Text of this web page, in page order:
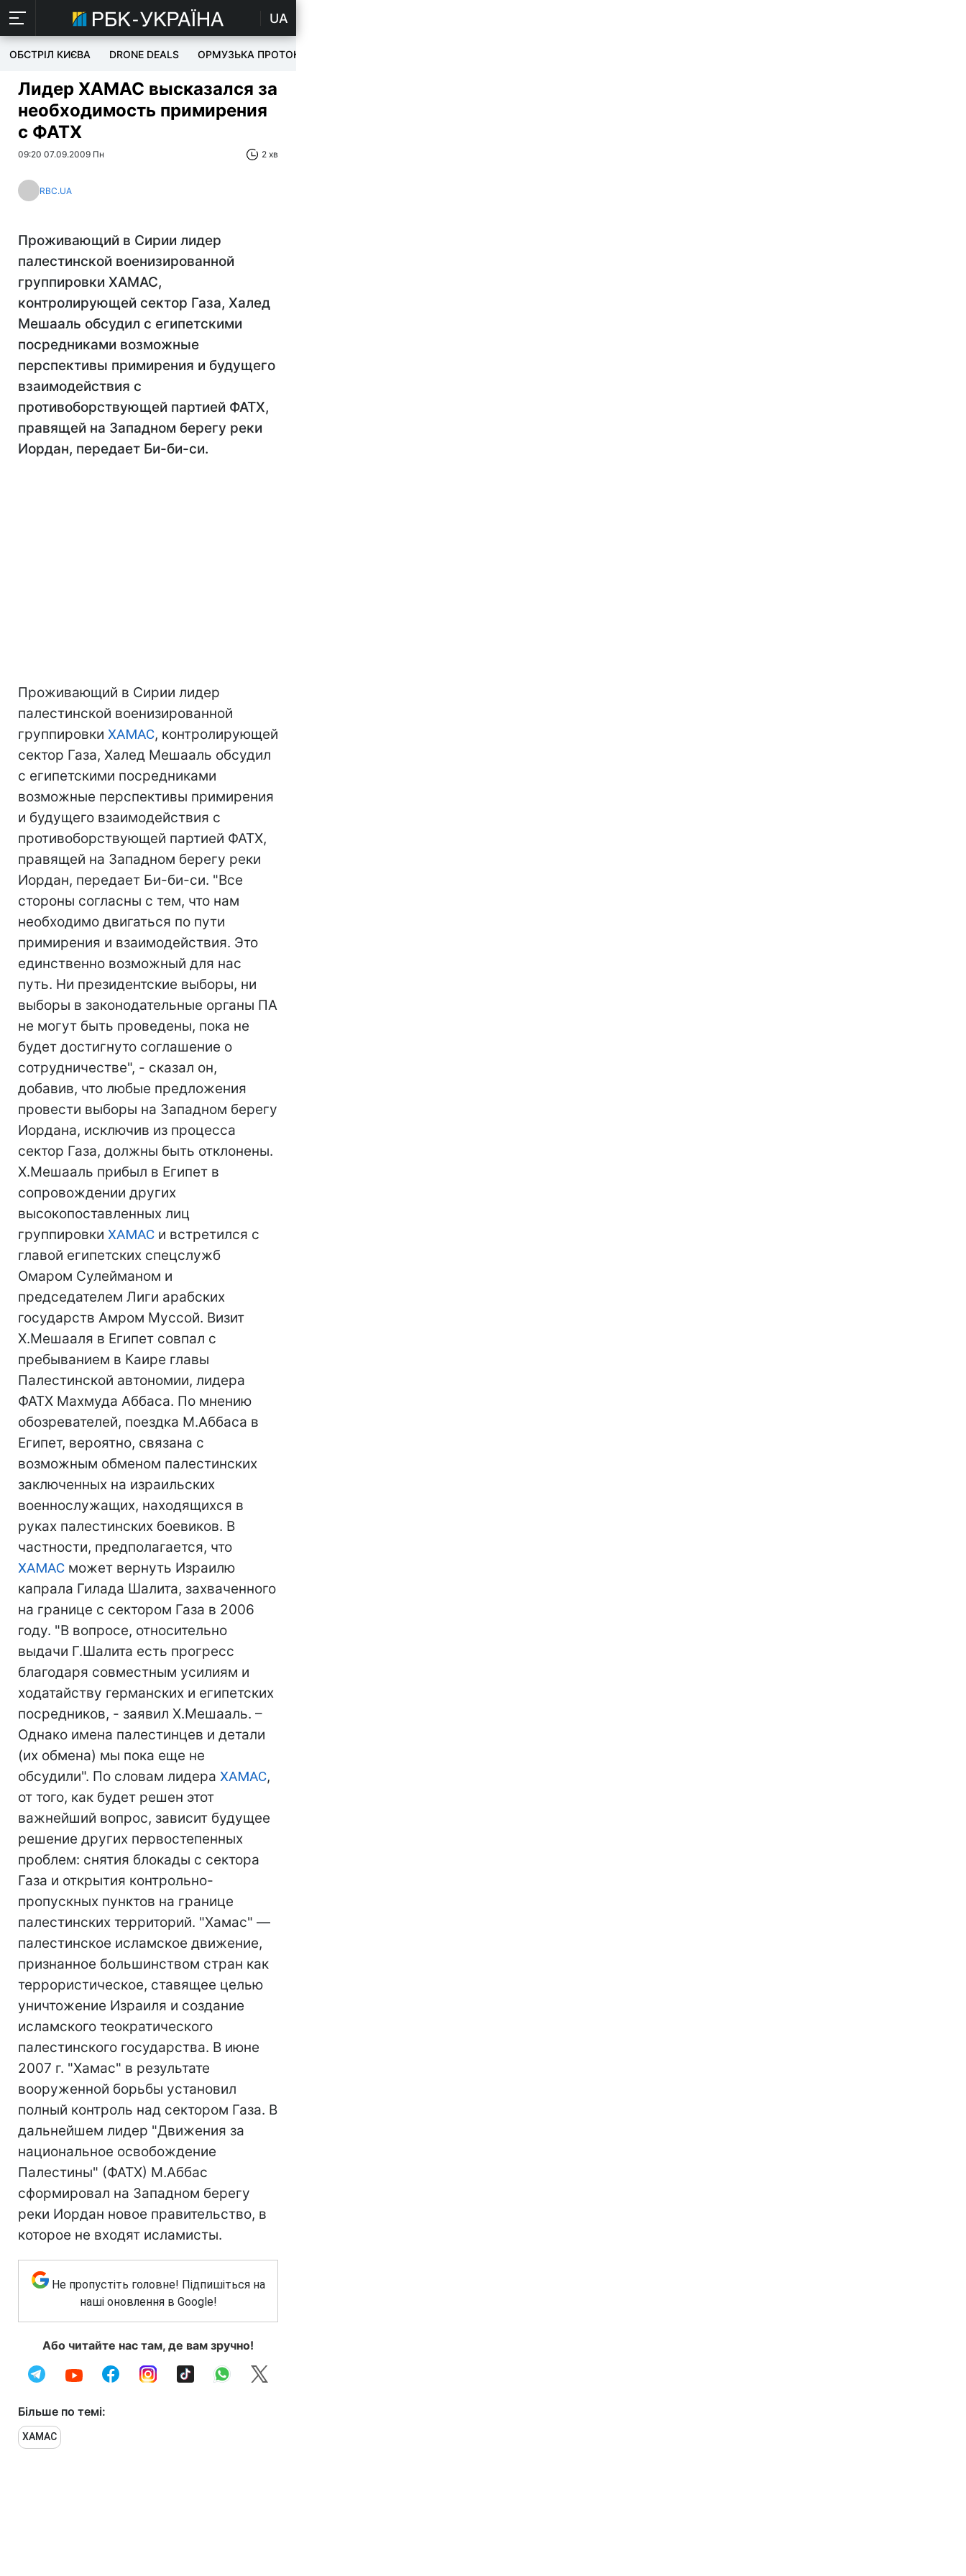
UA
ОБСТРІЛ КИЄВА DRONE DEALS ОРМУЗЬКА ПРОТОКА
Лидер ХАМАС высказался за
необходимость примирения
с ФАТХ
09:20 07.09.2009 Пн 2 хв
RBC.UA
Проживающий в Сирии лидер
палестинской военизированной
группировки ХАМАС,
контролирующей сектор Газа, Халед
Мешааль обсудил с египетскими
посредниками возможные
перспективы примирения и будущего
взаимодействия с
противоборствующей партией ФАТХ,
правящей на Западном берегу реки
Иордан, передает Би-би-си.
Проживающий в Сирии лидер
палестинской военизированной
группировки ХАМАС, контролирующей
сектор Газа, Халед Мешааль обсудил
с египетскими посредниками
возможные перспективы примирения
и будущего взаимодействия с
противоборствующей партией ФАТХ,
правящей на Западном берегу реки
Иордан, передает Би-би-си. "Все
стороны согласны с тем, что нам
необходимо двигаться по пути
примирения и взаимодействия. Это
единственно возможный для нас
путь. Ни президентские выборы, ни
выборы в законодательные органы ПА
не могут быть проведены, пока не
будет достигнуто соглашение о
сотрудничестве", - сказал он,
добавив, что любые предложения
провести выборы на Западном берегу
Иордана, исключив из процесса
сектор Газа, должны быть отклонены.
Х.Мешааль прибыл в Египет в
сопровождении других
высокопоставленных лиц
группировки ХАМАС и встретился с
главой египетских спецслужб
Омаром Сулейманом и
председателем Лиги арабских
государств Амром Муссой. Визит
Х.Мешааля в Египет совпал с
пребыванием в Каире главы
Палестинской автономии, лидера
ФАТХ Махмуда Аббаса. По мнению
обозревателей, поездка М.Аббаса в
Египет, вероятно, связана с
возможным обменом палестинских
заключенных на израильских
военнослужащих, находящихся в
руках палестинских боевиков. В
частности, предполагается, что
ХАМАС может вернуть Израилю
капрала Гилада Шалита, захваченного
на границе с сектором Газа в 2006
году. "В вопросе, относительно
выдачи Г.Шалита есть прогресс
благодаря совместным усилиям и
ходатайству германских и египетских
посредников, - заявил Х.Мешааль. –
Однако имена палестинцев и детали
(их обмена) мы пока еще не
обсудили". По словам лидера ХАМАС,
от того, как будет решен этот
важнейший вопрос, зависит будущее
решение других первостепенных
проблем: снятия блокады с сектора
Газа и открытия контрольно-
пропускных пунктов на границе
палестинских территорий. "Хамас" —
палестинское исламское движение,
признанное большинством стран как
террористическое, ставящее целью
уничтожение Израиля и создание
исламского теократического
палестинского государства. В июне
2007 г. "Хамас" в результате
вооруженной борьбы установил
полный контроль над сектором Газа. В
дальнейшем лидер "Движения за
национальное освобождение
Палестины" (ФАТХ) М.Аббас
сформировал на Западном берегу
реки Иордан новое правительство, в
которое не входят исламисты.
Не пропустіть головне! Підпишіться на
наші оновлення в Google!
Або читайте нас там, де вам зручно!
Більше по темі:
ХАМАС